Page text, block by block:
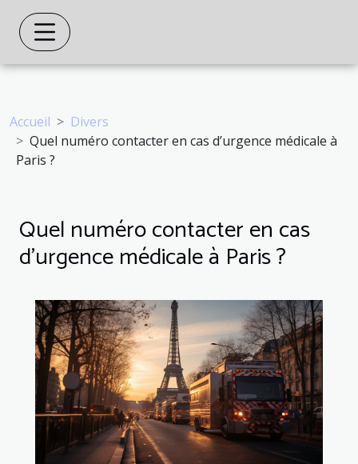
Accueil
Divers
Quel numéro contacter en cas d’urgence médicale à
Paris ?
Quel numéro contacter en cas
d’urgence médicale à Paris ?